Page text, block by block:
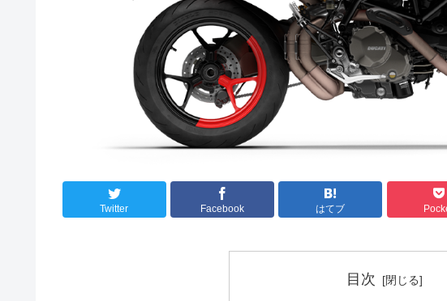
Twitter Facebook はてブ
目次